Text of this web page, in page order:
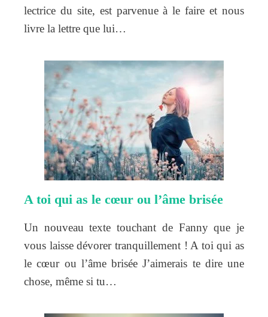
lectrice du site, est parvenue à le faire et nous
livre la lettre que lui…
A toi qui as le cœur ou l’âme brisée
Un nouveau texte touchant de Fanny que je
vous laisse dévorer tranquillement ! A toi qui as
le cœur ou l’âme brisée J’aimerais te dire une
chose, même si tu…